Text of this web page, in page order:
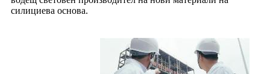
силициева основа.